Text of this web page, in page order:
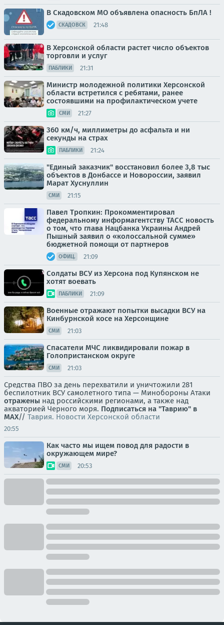
В Скадовском МО объявлена опасность БпЛА !
СКАДОВСК 21:48
В Херсонской области растет число объектов
торговли и услуг
ПАБЛИКИ 21:31
Министр молодежной политики Херсонской
области встретился с ребятами, ранее
состоявшими на профилактическом учете
СМИ 21:27
360 км/ч, миллиметры до асфальта и ни
секунды на страх
ПАБЛИКИ 21:24
"Единый заказчик" восстановил более 3,8 тыс
объектов в Донбассе и Новороссии, заявил
Марат Хуснуллин
СМИ 21:15
Павел Тропкин: Прокомментировал
федеральному информагентству ТАСС новость
о том, что глава Нацбанка Украины Андрей
Пышный заявил о «колоссальной сумме»
бюджетной помощи от партнеров
ОФИЦ. 21:09
Солдаты ВСУ из Херсона под Купянском не
хотят воевать
ПАБЛИКИ 21:09
Военные отражают попытки высадки ВСУ на
Кинбурнской косе на Херсонщине
СМИ 21:03
Спасатели МЧС ликвидировали пожар в
Голопристанском округе
СМИ 21:03
Средства ПВО за день перехватили и уничтожили 281
беспилотник ВСУ самолетного типа — Минобороны Атаки
отражены над российскими регионами, а также над
акваторией Черного моря. Подписаться на "Таврию" в
MAX// Таврия. Новости Херсонской области
20:55
Как часто мы ищем повод для радости в
окружающем мире?
СМИ 20:53